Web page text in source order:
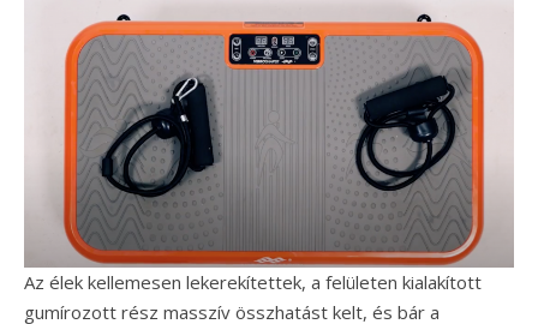
Az élek kellemesen lekerekítettek, a felületen kialakított
gumírozott rész masszív összhatást kelt, és bár a